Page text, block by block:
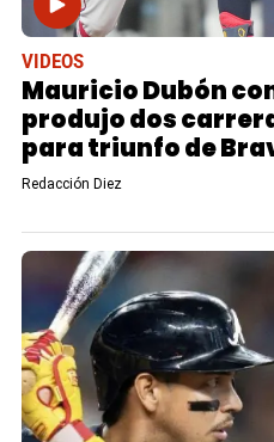
VIDEOS
Mauricio Dubón
produjo dos
para triunfo de
Redacción Diez